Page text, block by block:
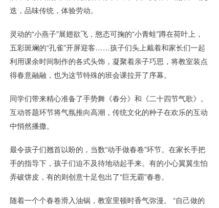
迭，品味传统，体验劳动。
灵动的“小燕子”展翅欲飞，憨态可掬的“小青蛙”蹲在荷叶上，
五彩斑斓的“孔雀”开屏迎客……孩子们头上戴着和家长们一起
利用课余时间制作的各式头饰，凝聚着亲子巧思，将教室装点
得春意融融，也为这节特殊的班会课拉开了序幕。
同学们带来精心准备了手势舞《春分》和《二十四节气歌》。
互动答题环节将气氛推向高潮，传统文化的种子在欢乐的互动
中悄然播撒。
最令孩子们翘首以盼的，当数“动手做春卷”环节。在家长手把
手的指导下，孩子们迫不及待地动起手来。有的小心翼翼生怕
弄破饼皮，有的则创意十足包出了“巨无霸”春卷。
随着一个个春卷滑入油锅，教室里顿时香气弥漫。 “自己做的